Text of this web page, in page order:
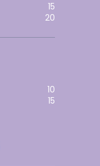
15
20
10
15